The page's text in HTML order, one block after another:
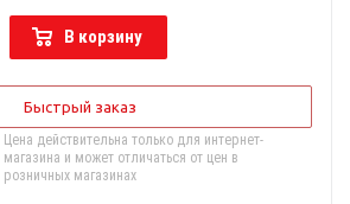
В корзину
Быстрый заказ
Цена действительна только для интернет-
магазина и может отличаться от цен в
розничных магазинах